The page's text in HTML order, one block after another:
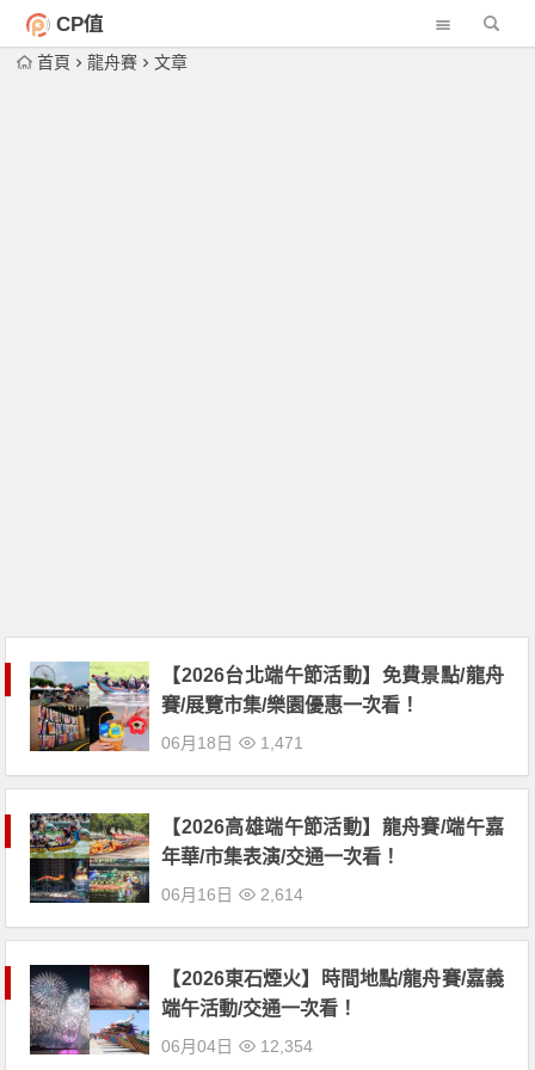
CP值
首頁 龍舟賽 文章
【2026台北端午節活動】免費景點/龍舟
賽/展覽市集/樂園優惠一次看！
06月18日 1,471
【2026高雄端午節活動】龍舟賽/端午嘉
年華/市集表演/交通一次看！
06月16日 2,614
【2026東石煙火】時間地點/龍舟賽/嘉義
端午活動/交通一次看！
06月04日 12,354